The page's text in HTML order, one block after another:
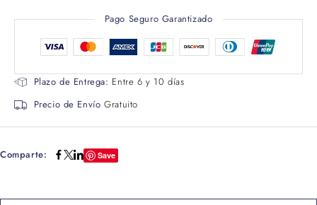
Pago Seguro Garantizado
Plazo de Entrega: Entre 6 y 10 días
Precio de Envío Gratuito
Comparte: Save